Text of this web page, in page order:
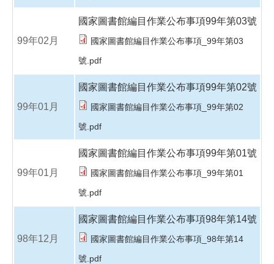
99年02月
國家圖書館編目作業公布事項99年第03號
國家圖書館編目作業公布事項_99年第03
號.pdf
99年01月
國家圖書館編目作業公布事項99年第02號
國家圖書館編目作業公布事項_99年第02
號.pdf
99年01月
國家圖書館編目作業公布事項99年第01號
國家圖書館編目作業公布事項_99年第01
號.pdf
98年12月
國家圖書館編目作業公布事項98年第14號
國家圖書館編目作業公布事項_98年第14
號.pdf